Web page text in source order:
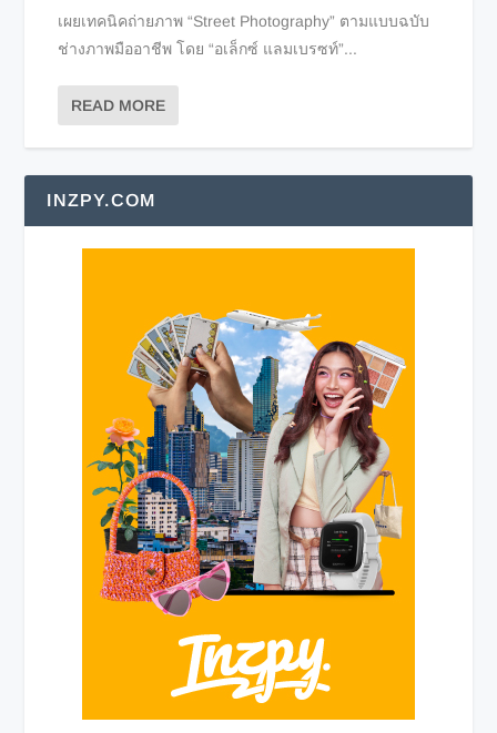
เผยเทคนิคถ่ายภาพ “Street Photography” ตามแบบฉบับ
ช่างภาพมืออาชีพ โดย “อเล็กซ์ แลมเบรซท์”...
READ MORE
INZPY.COM